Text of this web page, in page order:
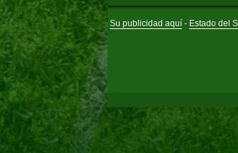
Su publicidad aquí - Estado del